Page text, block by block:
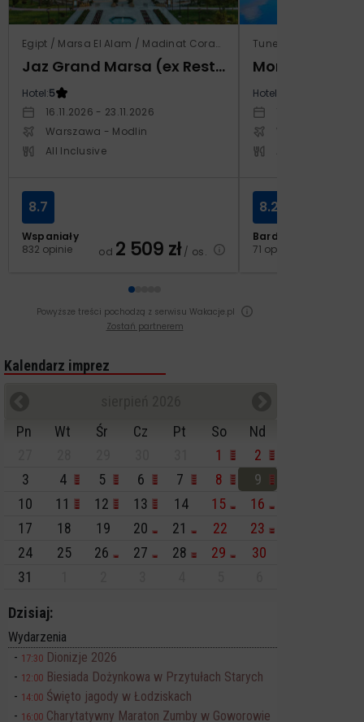
Egipt / Marsa El Alam / Madinat Coraya
Jaz Grand Marsa (ex Resta Grand Resort)
Hotel:5
16.11.2026 - 23.11.2026
Warszawa - Modlin
All Inclusive
Wspaniały
832 opinie
8.7
od 2 509 zł/ os.
Tunezja / Al-
Monarque El
Hotel:
Warszawa -
Bardzo dobry
71 opinii
8.2
Powyższe treści pochodzą z serwisu Wakacje.pl
Zostań partnerem
Kalendarz imprez
Pn
Wt Śr Cz Pt So
Nd
1
2
3
4 5 6 7 8
9
10
11 12 13 14 15
16
17
18 19 20 21 22
23
24
25 26 27 28 29
30
31
Dzisiaj:
Wydarzenia
17:30 Dionizje 2026
12:00 Biesiada Dożynkowa w Przytułach Starych
14:00 Święto jagody w Łodziskach
16:00 Charytatywny Maraton Zumby w Goworowie